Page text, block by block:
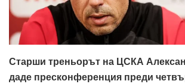
Старши треньорът на ЦСКА
даде пресконференция преди